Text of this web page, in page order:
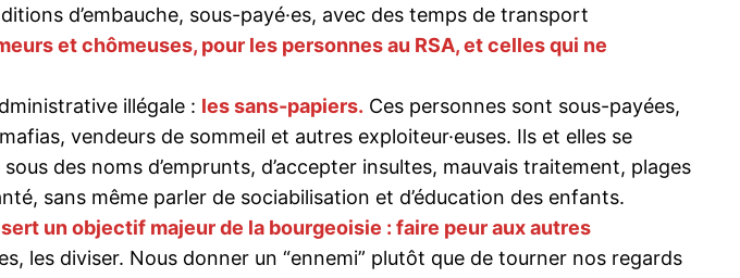
d’embauche, sous-payé·es, avec des temps de transport
et chômeuses, pour les personnes au RSA, et celles qui ne
illégale : les sans-papiers. Ces personnes sont sous-payées,
vendeurs de sommeil et autres exploiteur·euses. Ils et elles se
des noms d’emprunts, d’accepter insultes, mauvais traitement, plages
sans même parler de sociabilisation et d’éducation des enfants.
un objectif majeur de la bourgeoisie : faire peur aux autres
les diviser. Nous donner un “ennemi” plutôt que de tourner nos regards